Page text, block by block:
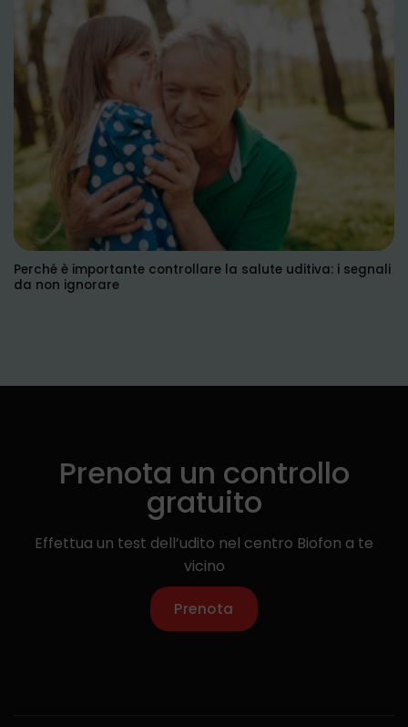
Perché è importante controllare la salute uditiva: i segnali
da non ignorare
Prenota un controllo
gratuito
Effettua un test dell’udito nel centro Biofon a te
vicino
Prenota